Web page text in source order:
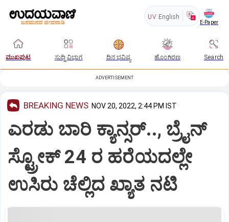
UV English
E-Paper
ಮುಖಪುಟ ಸುದ್ದಿ ವಿಭಾಗ ದಿನ ಭವಿಷ್ಯ ಹೊಂಗಿರಣ Search
ADVERTISEMENT
BREAKING NEWS NOV 20, 2022, 2:44 PM IST
ಎರಡು ಬಾರಿ ಕ್ಯಾನ್ಸರ್‌.., ಬ್ರೈನ್
ಸ್ಟ್ರೋಕ್ 24 ರ ಹರೆಯದಲ್ಲೇ
ಉಸಿರು ಚೆಲ್ಲಿದ ಖ್ಯಾತ ನಟಿ